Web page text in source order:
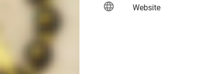
language Website